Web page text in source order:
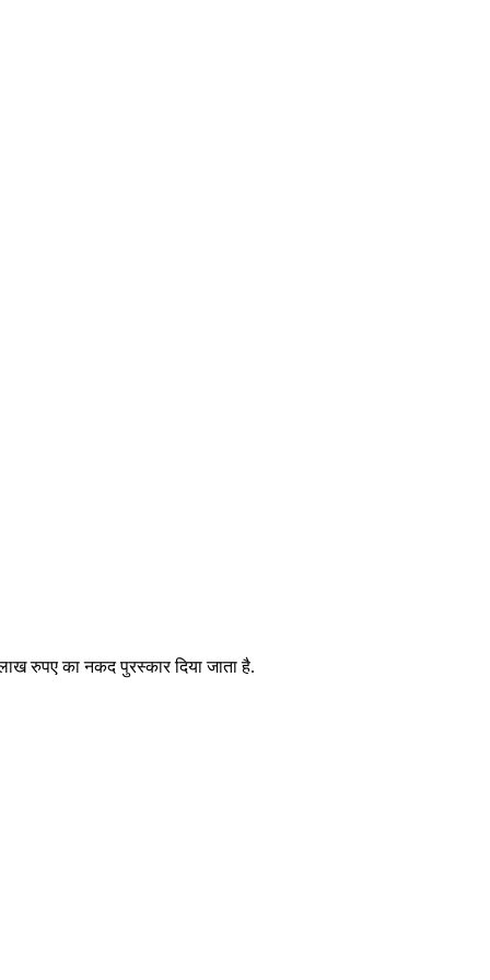
रुपए का नकद पुरस्कार दिया जाता है.